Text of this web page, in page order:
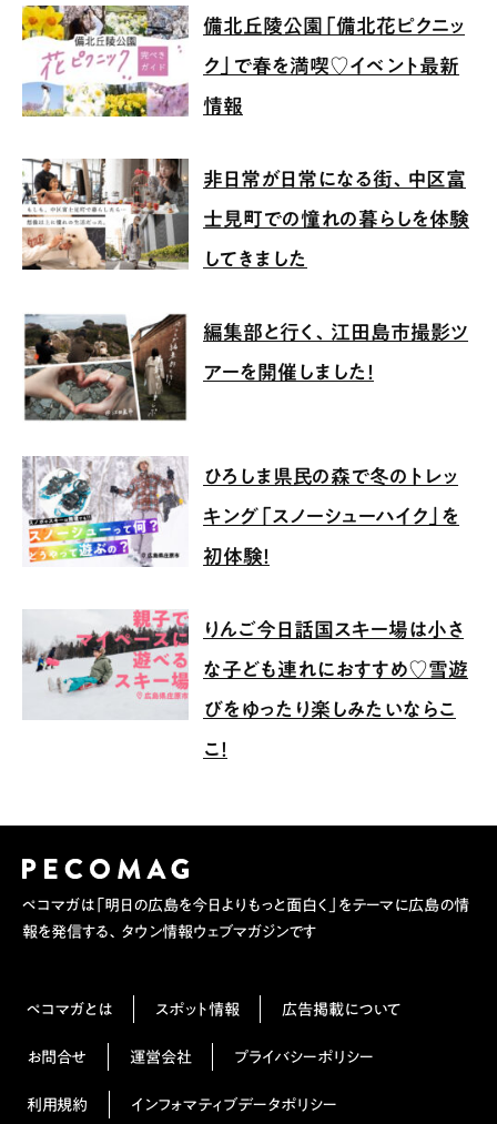
備北丘陵公園「備北花ピクニッ
ク」で春を満喫♡イベント最新
情報
非日常が日常になる街、中区富
士見町での憧れの暮らしを体験
してきました
編集部と行く、江田島市撮影ツ
アーを開催しました！
ひろしま県民の森で冬のトレッ
キング「スノーシューハイク」を
初体験！
りんご今日話国スキー場は小さ
な子ども連れにおすすめ♡雪遊
びをゆったり楽しみたいならこ
こ！
ペコマガは「明日の広島を今日よりもっと面白く」をテーマに広島の情
報を発信する、タウン情報ウェブマガジンです
ペコマガとは スポット情報 広告掲載について
お問合せ 運営会社 プライバシーポリシー
利用規約 インフォマティブデータポリシー